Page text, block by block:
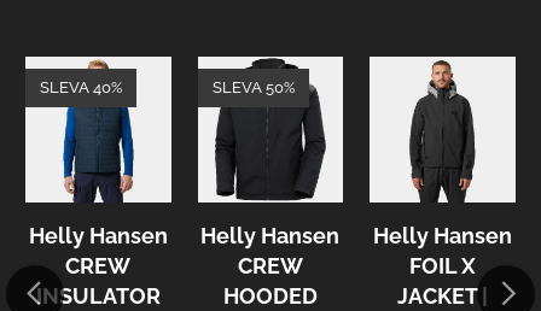
Helly Hansen
CREW
INSULATOR
SLEVA 40%
Helly Hansen
CREW
HOODED
SLEVA 50%
Helly Hansen
FOIL X
JACKET |